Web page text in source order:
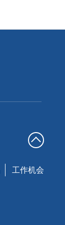
工作机会